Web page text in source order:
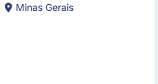
Minas Gerais